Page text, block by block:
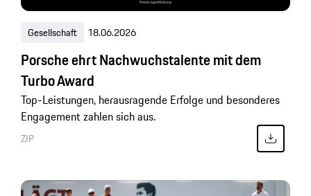
Gesellschaft 18.06.2026
Porsche ehrt Nachwuchstalente mit dem
Turbo Award
Top-Leistungen, herausragende Erfolge und besonderes
Engagement zahlen sich aus.
ZIP